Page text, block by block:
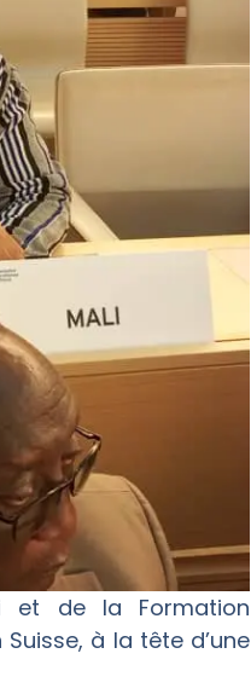
et de la Formation
à la tête d’une